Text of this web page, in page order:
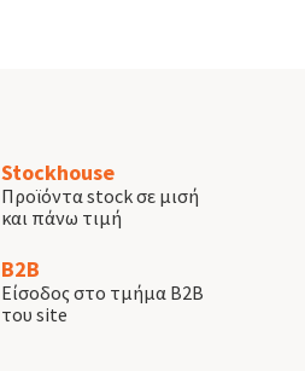
Stockhouse
Προϊόντα stock σε μισή
και πάνω τιμή
B2B
Είσοδος στο τμήμα B2B
του site